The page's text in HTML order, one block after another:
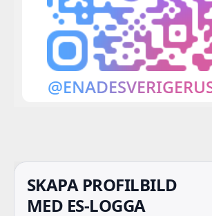
SKAPA PROFILBILD
MED ES-LOGGA